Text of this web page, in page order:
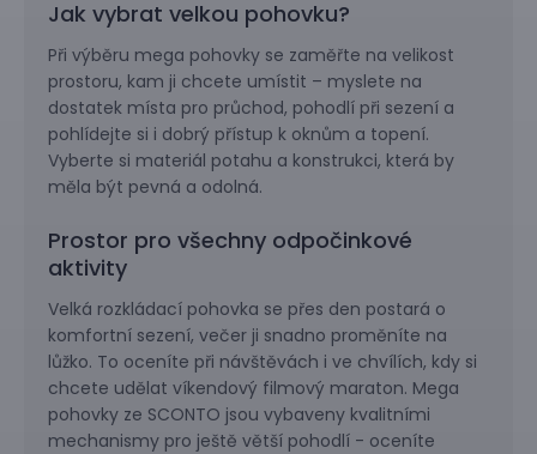
Jak vybrat velkou pohovku?
Při výběru mega pohovky se zaměřte na velikost
prostoru, kam ji chcete umístit – myslete na
dostatek místa pro průchod, pohodlí při sezení a
pohlídejte si i dobrý přístup k oknům a topení.
Vyberte si materiál potahu a konstrukci, která by
měla být pevná a odolná.
Prostor pro všechny odpočinkové
aktivity
Velká rozkládací pohovka se přes den postará o
komfortní sezení, večer ji snadno proměníte na
lůžko. To oceníte při návštěvách i ve chvílích, kdy si
chcete udělat víkendový filmový maraton. Mega
pohovky ze SCONTO jsou vybaveny kvalitními
mechanismy pro ještě větší pohodlí - oceníte